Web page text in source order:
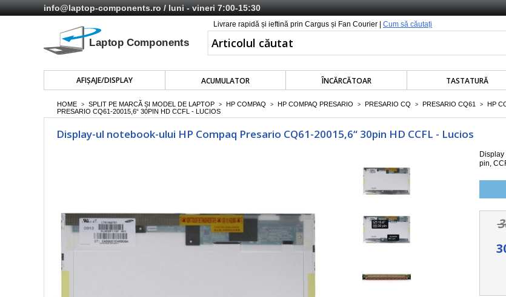
info@laptop-components.ro/ luni - vineri 7:00-15:30
Livrare rapidă și ieftină prin Cargus și Fan Courier | Cum să căutați
AFIŞAJE/DISPLAY ACUMULATOR ÎNCĂRCĂTOAR TASTATURĂ
HOME > SPLIT PE MARCĂ ȘI MODEL DE LAPTOP > HP COMPAQ > HP COMPAQ PRESARIO > PRESARIO CQ > PRESARIO CQ61 > HP
PRESARIO CQ61-20015,6“ 30PIN HD CCFL - LUCIOS
Display-ul notebook-ului HP Compaq Presario CQ61-20015,6“ 30pin HD CCFL - Lucios
pin,